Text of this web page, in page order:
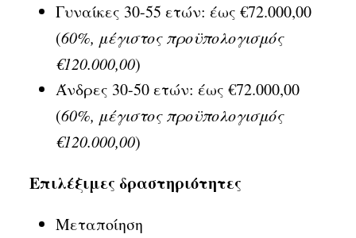
Γυναίκες 30-55 ετών: έως €72.000,00
(60%, μέγιστος προϋπολογισμός
€120.000,00)
Άνδρες 30-50 ετών: έως €72.000,00
(60%, μέγιστος προϋπολογισμός
€120.000,00)
Επιλέξιμες δραστηριότητες
Μεταποίηση